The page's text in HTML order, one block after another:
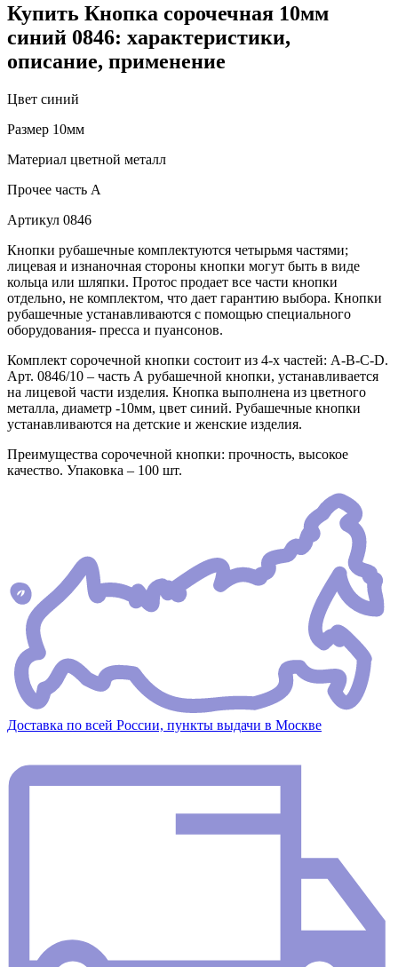
Купить Кнопка сорочечная 10мм
синий 0846: характеристики,
описание, применение
Цвет синий
Размер 10мм
Материал цветной металл
Прочее часть A
Артикул 0846
Кнопки рубашечные комплектуются четырьмя частями;
лицевая и изнаночная стороны кнопки могут быть в виде
кольца или шляпки. Протос продает все части кнопки
отдельно, не комплектом, что дает гарантию выбора. Кнопки
рубашечные устанавливаются с помощью специального
оборудования- пресса и пуансонов.
Комплект сорочечной кнопки состоит из 4-х частей: А-В-С-D.
Арт. 0846/10 – часть А рубашечной кнопки, устанавливается
на лицевой части изделия. Кнопка выполнена из цветного
металла, диаметр -10мм, цвет синий. Рубашечные кнопки
устанавливаются на детские и женские изделия.
Преимущества сорочечной кнопки: прочность, высокое
качество. Упаковка – 100 шт.
Доставка по всей России, пункты выдачи в Москве